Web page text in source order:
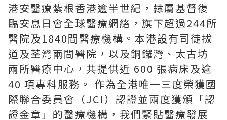
港安醫療紮根香港逾半世紀，隸屬基督復
臨安息日會全球醫療網絡，旗下超過244所
醫院及1840間醫療機構。本港設有司徒拔
道及荃灣兩間醫院，以及銅鑼灣、太古坊
兩所醫療中心，共提供近 600 張病床及逾
40 項專科服務。 作為全港唯一三度榮獲國
際聯合委員會（JCI）認證並兩度獲頒「認
證金章」的醫療機構，我們緊貼醫療發展